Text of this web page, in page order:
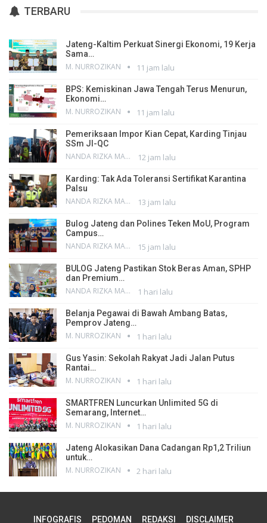
TERBARU
Jateng-Kaltim Perkuat Sinergi Ekonomi, 19 Kerja
Sama…
M. NURROZIKAN 11 jam lalu
BPS: Kemiskinan Jawa Tengah Terus Menurun,
Ekonomi…
M. NURROZIKAN 11 jam lalu
Pemeriksaan Impor Kian Cepat, Karding Tinjau
SSm JI-QC
NANDA RIZKA MAHENDRA 12 jam lalu
Karding: Tak Ada Toleransi Sertifikat Karantina
Palsu
NANDA RIZKA MAHENDRA 13 jam lalu
Bulog Jateng dan Polines Teken MoU, Program
Campus…
NANDA RIZKA MAHENDRA 15 jam lalu
BULOG Jateng Pastikan Stok Beras Aman, SPHP
dan Premium…
NANDA RIZKA MAHENDRA 1 hari lalu
Belanja Pegawai di Bawah Ambang Batas,
Pemprov Jateng…
M. NURROZIKAN 1 hari lalu
Gus Yasin: Sekolah Rakyat Jadi Jalan Putus
Rantai…
M. NURROZIKAN 1 hari lalu
SMARTFREN Luncurkan Unlimited 5G di
Semarang, Internet…
M. NURROZIKAN 1 hari lalu
Jateng Alokasikan Dana Cadangan Rp1,2 Triliun
untuk…
M. NURROZIKAN 2 hari lalu
INFOGRAFIS PEDOMAN REDAKSI DISCLAIMER